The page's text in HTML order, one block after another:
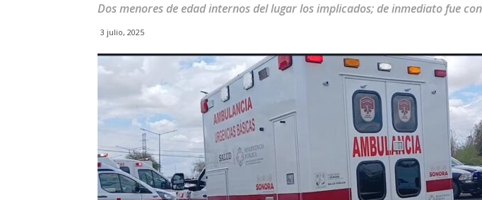
Dos menores de edad internos del lugar los implicados; de inmediato fue
3 julio, 2025